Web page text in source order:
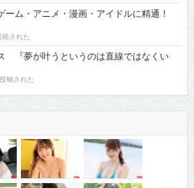
ム・アニメ・漫画・アイドルに精通！
された
『夢が叶うというのは直線ではなくい
稿された